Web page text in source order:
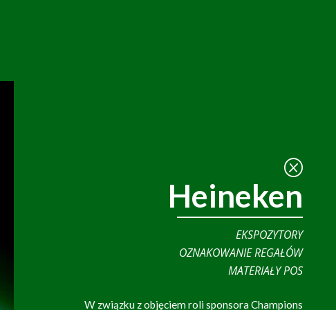
Q
Heineken
EKSPOZYTORY
OZNAKOWANIE REGAŁÓW
MATERIAŁY POS
W związku z objęciem roli sponsora Champions